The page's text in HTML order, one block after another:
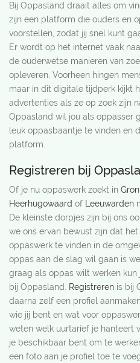
Bij Oppasland draait alles om
zijn een platform die ouders en
voorstellen, zodat jij snel kunt
Er wordt op het internet vaak
de ouderwetse manieren van
opleveren. Voorheen hingen
maar in dit digitale tijdperk kijkt
advertenties als ze op zoek zijn
Oppasland wil jou als oppasser
leuk oppasbaantje te vinden en
platform.
Registreren bij
Of je nu oppaswerk zoekt in
Heerhugowaard of Leeuwarden
De kleinste dorpjes zijn bij ons
we ons ervan bewust zijn dat
oppaswerk te vinden in de
oppas aan de slag wil gaan is
graag als oppas wilt werken
bij Oppasland.
Registreren is bij
daarna zelf een profiel
wie jij bent en wat voor
weten welk uurtarief je hanteert
je beschikbaar bent om te
een foto aan je profiel toe te